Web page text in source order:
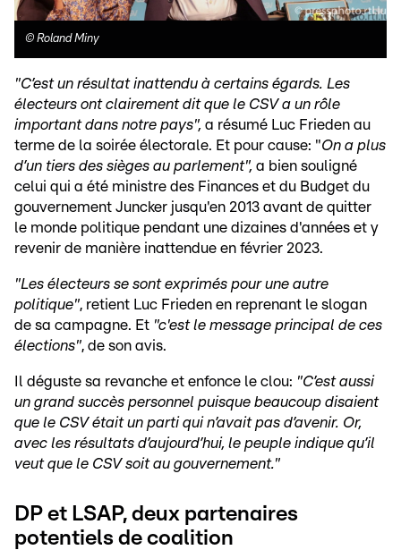
© Roland Miny
"C’est un résultat inattendu à certains égards. Les
électeurs ont clairement dit que le CSV a un rôle
important dans notre pays", a résumé Luc Frieden au
terme de la soirée électorale. Et pour cause: "On a plus
d’un tiers des sièges au parlement", a bien souligné
celui qui a été ministre des Finances et du Budget du
gouvernement Juncker jusqu'en 2013 avant de quitter
le monde politique pendant une dizaines d'années et y
revenir de manière inattendue en février 2023.
"Les électeurs se sont exprimés pour une autre
politique", retient Luc Frieden en reprenant le slogan
de sa campagne. Et "c'est le message principal de ces
élections", de son avis.
Il déguste sa revanche et enfonce le clou: "C’est aussi
un grand succès personnel puisque beaucoup disaient
que le CSV était un parti qui n’avait pas d’avenir. Or,
avec les résultats d’aujourd’hui, le peuple indique qu’il
veut que le CSV soit au gouvernement."
DP et LSAP, deux partenaires
potentiels de coalition